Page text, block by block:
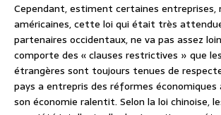
Cependant, estiment certaines
américaines, cette loi qui était très
partenaires occidentaux, ne va pas assez
comporte des « clauses restrictives » que
étrangères sont toujours tenues de
pays a entrepris des réformes
son économie ralentit. Selon la loi chinoise,